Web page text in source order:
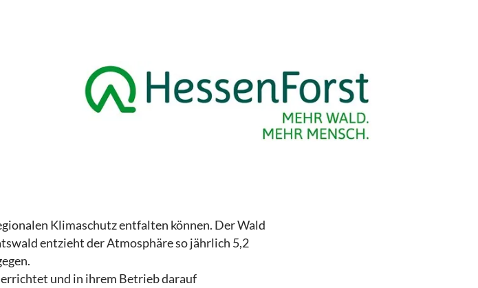
Klimaschutz entfalten können. Der Wald
entzieht der Atmosphäre so jährlich 5,2
und in ihrem Betrieb darauf